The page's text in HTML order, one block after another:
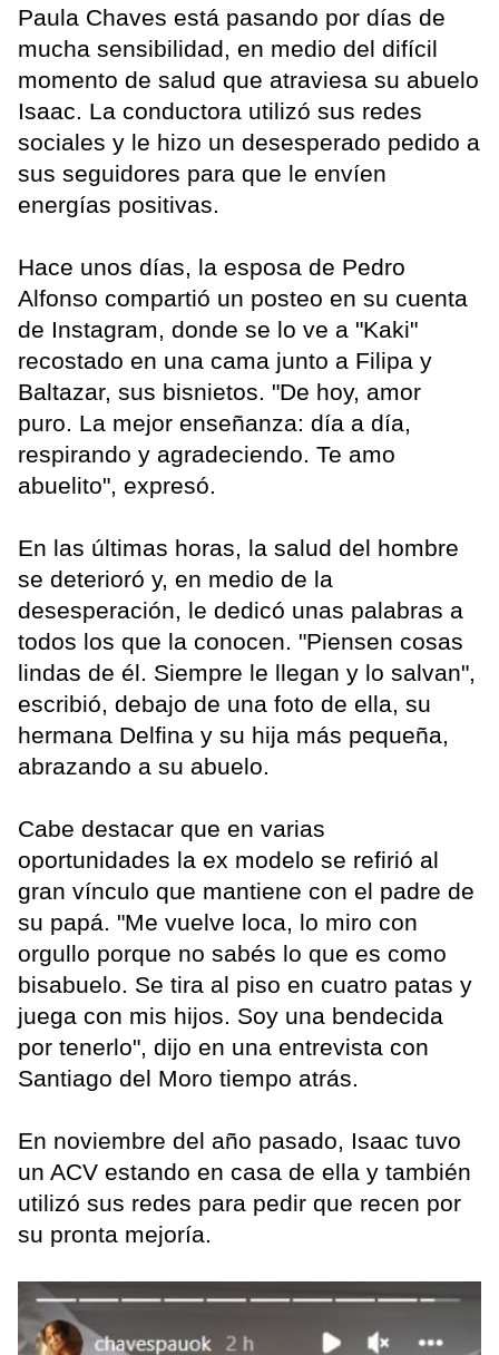
Paula Chaves está pasando por días de
mucha sensibilidad, en medio del difícil
momento de salud que atraviesa su abuelo
Isaac. La conductora utilizó sus redes
sociales y le hizo un desesperado pedido a
sus seguidores para que le envíen
energías positivas.
Hace unos días, la esposa de Pedro
Alfonso compartió un posteo en su cuenta
de Instagram, donde se lo ve a "Kaki"
recostado en una cama junto a Filipa y
Baltazar, sus bisnietos. "De hoy, amor
puro. La mejor enseñanza: día a día,
respirando y agradeciendo. Te amo
abuelito", expresó.
En las últimas horas, la salud del hombre
se deterioró y, en medio de la
desesperación, le dedicó unas palabras a
todos los que la conocen. "Piensen cosas
lindas de él. Siempre le llegan y lo salvan",
escribió, debajo de una foto de ella, su
hermana Delfina y su hija más pequeña,
abrazando a su abuelo.
Cabe destacar que en varias
oportunidades la ex modelo se refirió al
gran vínculo que mantiene con el padre de
su papá. "Me vuelve loca, lo miro con
orgullo porque no sabés lo que es como
bisabuelo. Se tira al piso en cuatro patas y
juega con mis hijos. Soy una bendecida
por tenerlo", dijo en una entrevista con
Santiago del Moro tiempo atrás.
En noviembre del año pasado, Isaac tuvo
un ACV estando en casa de ella y también
utilizó sus redes para pedir que recen por
su pronta mejoría.